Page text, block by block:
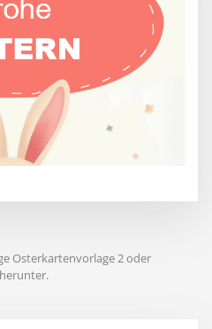
Osterkartenvorlage 2 oder